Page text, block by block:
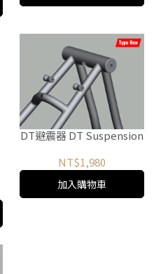
DT避震器 DT Suspension
NT$1,980
加入購物車